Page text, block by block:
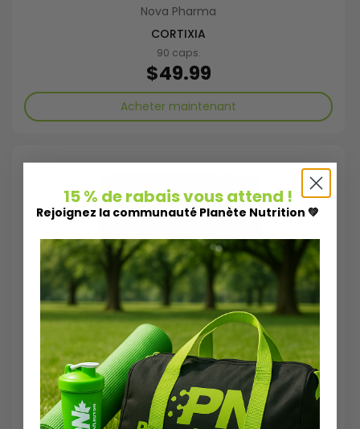
Nova Pharma
CORTIXIA
90 caps.
Prix régulier
$49.99
Acheter maintenant
Nova Pharma
15 % de rabais vous attend !
Rejoignez la communauté Planète Nutrition 💚